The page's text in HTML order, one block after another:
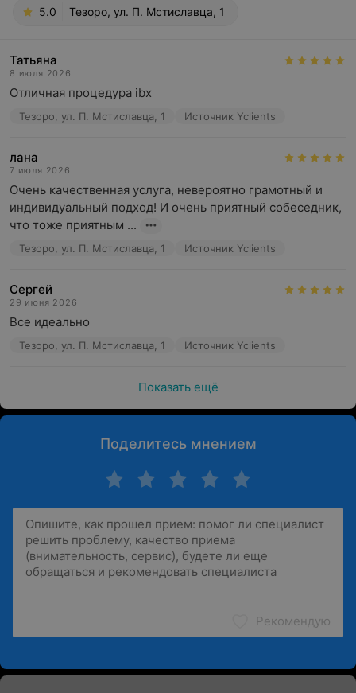
5.0 Тезоро, ул. П. Мстиславца, 1
Татьяна
8 июля 2026
Отличная процедура ibx
Тезоро, ул. П. Мстиславца, 1 Источник Yclients
лана
7 июля 2026
Очень качественная услуга, невероятно грамотный и
индивидуальный подход! И очень приятный собеседник,
что тоже приятным ...
Тезоро, ул. П. Мстиславца, 1 Источник Yclients
Сергей
29 июня 2026
Все идеально
Тезоро, ул. П. Мстиславца, 1 Источник Yclients
Показать ещё
Поделитесь мнением
Рекомендую